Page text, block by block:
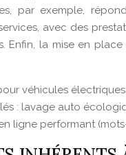
par exemple,
services, avec des
Enfin, la mise en
véhicules
: lavage auto
ligne performant